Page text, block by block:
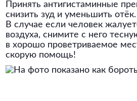
Принять антигистаминные
снизить зуд и уменьшить отёк.
В случае если человек
воздуха, снимите с него
в хорошо проветриваемое
скорую помощь!